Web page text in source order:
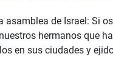
asamblea de Israel: Si
hermanos que
en sus ciudades y